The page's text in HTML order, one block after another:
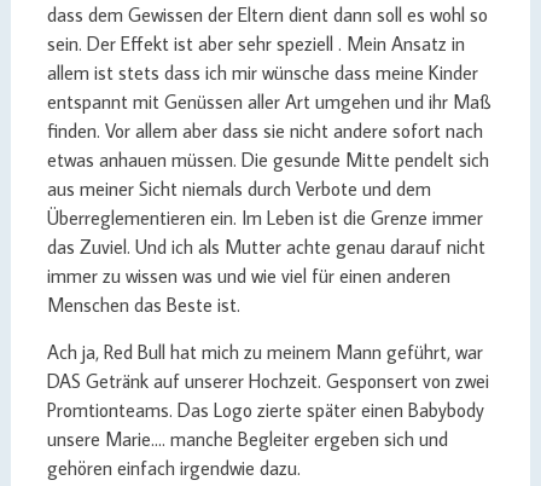
dass dem Gewissen der Eltern dient dann soll es wohl so
sein. Der Effekt ist aber sehr speziell . Mein Ansatz in
allem ist stets dass ich mir wünsche dass meine Kinder
entspannt mit Genüssen aller Art umgehen und ihr Maß
finden. Vor allem aber dass sie nicht andere sofort nach
etwas anhauen müssen. Die gesunde Mitte pendelt sich
aus meiner Sicht niemals durch Verbote und dem
Überreglementieren ein. Im Leben ist die Grenze immer
das Zuviel. Und ich als Mutter achte genau darauf nicht
immer zu wissen was und wie viel für einen anderen
Menschen das Beste ist.
Ach ja, Red Bull hat mich zu meinem Mann geführt, war
DAS Getränk auf unserer Hochzeit. Gesponsert von zwei
Promtionteams. Das Logo zierte später einen Babybody
unsere Marie…. manche Begleiter ergeben sich und
gehören einfach irgendwie dazu.